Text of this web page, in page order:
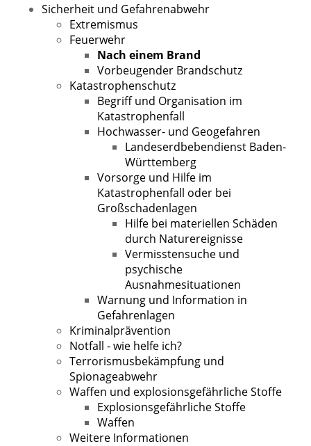
Sicherheit und Gefahrenabwehr
Extremismus
Feuerwehr
Nach einem Brand
Vorbeugender Brandschutz
Katastrophenschutz
Begriff und Organisation im
Katastrophenfall
Hochwasser- und Geogefahren
Landeserdbebendienst Baden-
Württemberg
Vorsorge und Hilfe im
Katastrophenfall oder bei
Großschadenlagen
Hilfe bei materiellen Schäden
durch Naturereignisse
Vermisstensuche und
psychische
Ausnahmesituationen
Warnung und Information in
Gefahrenlagen
Kriminalprävention
Notfall - wie helfe ich?
Terrorismusbekämpfung und
Spionageabwehr
Waffen und explosionsgefährliche Stoffe
Explosionsgefährliche Stoffe
Waffen
Weitere Informationen